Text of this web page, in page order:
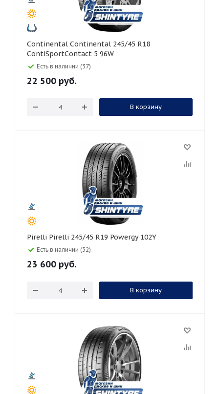
Continental Continental 245/45 R18
ContiSportContact 5 96W
Есть в наличии (37)
22 500 руб.
В корзину
Pirelli Pirelli 245/45 R19 Powergy 102Y
Есть в наличии (32)
23 600 руб.
В корзину